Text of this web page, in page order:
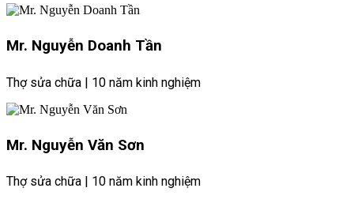
Mr. Nguyễn Doanh Tần
Thợ sửa chữa | 10 năm kinh nghiệm
Mr. Nguyễn Văn Sơn
Thợ sửa chữa | 10 năm kinh nghiệm